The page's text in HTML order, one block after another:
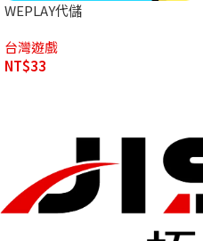
WEPLAY代儲
台灣遊戲
NT$33